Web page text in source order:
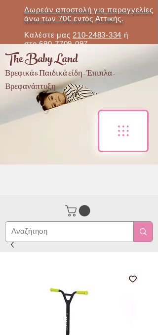
Δωρεάν αποστολή για παραγγελίες
άνω των 70€ εντός Αττικής.
Καλέστε μας 210-2483-334 ή
στο690-7709-097
The Baby Land
Βρεφικά & Παιδικά είδη - Έπιπλα -
Βρεφανάπτυξη